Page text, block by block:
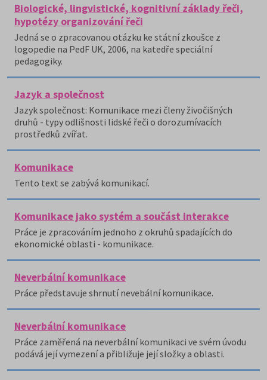
Biologické, lingvistické, kognitivní základy řeči,
hypotézy organizování řeči
Jedná se o zpracovanou otázku ke státní zkoušce z
logopedie na PedF UK, 2006, na katedře speciální
pedagogiky.
Jazyk a společnost
Jazyk společnost: Komunikace mezi členy živočišných
druhů - typy odlišnosti lidské řeči o dorozumívacích
prostředků zvířat.
Komunikace
Tento text se zabývá komunikací.
Komunikace jako systém a součást interakce
Práce je zpracováním jednoho z okruhů spadajících do
ekonomické oblasti - komunikace.
Neverbální komunikace
Práce představuje shrnutí nevebální komunikace.
Neverbální komunikace
Práce zaměřená na neverbální komunikaci ve svém úvodu
podává její vymezení a přibližuje její složky a oblasti.